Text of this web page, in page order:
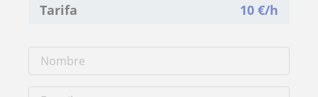
Tarifa 10 €/h